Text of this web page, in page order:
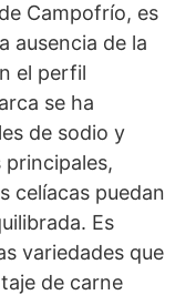
Campofrío, es
ausencia de la
el perfil
se ha
de sodio y
principales,
celíacas puedan
Es
variedades que
de carne